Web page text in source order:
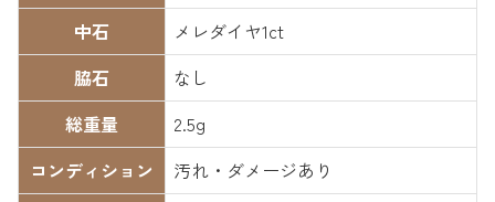
中石
メレダイヤ1ct
脇石
なし
総重量
2.5g
コンディション
汚れ・ダメージあり